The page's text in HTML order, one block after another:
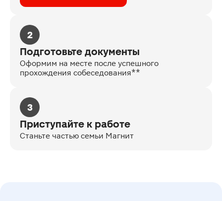
2
Подготовьте документы
Оформим на месте после успешного
прохождения собеседования**
3
Приступайте к работе
Станьте частью семьи Магнит